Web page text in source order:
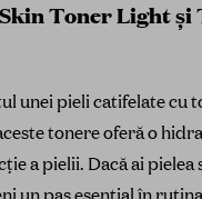
Toner Light și
unei pieli catifelate cu
tonere oferă o
a pielii. Dacă ai pielea
un pas esențial în